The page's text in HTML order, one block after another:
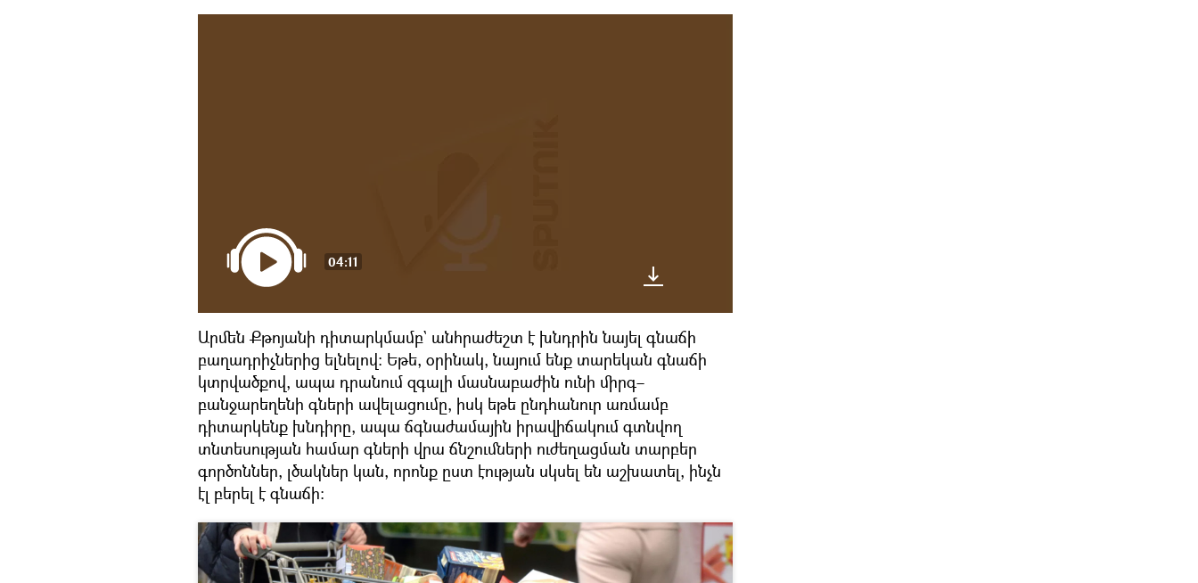
04:11
Արմեն Քթոյանի դիտարկմամբ` անհրաժեշտ է խնդրին նայել գնաճի
բաղադրիչներից ելնելով։ Եթե, օրինակ, նայում ենք տարեկան գնաճի
կտրվածքով, ապա դրանում զգալի մասնաբաժին ունի միրգ–
բանջարեղենի գների ավելացումը, իսկ եթե ընդհանուր առմամբ
դիտարկենք խնդիրը, ապա ճգնաժամային իրավիճակում գտնվող
տնտեսության համար գների վրա ճնշումների ուժեղացման տարբեր
գործոններ, լծակներ կան, որոնք ըստ էության սկսել են աշխատել, ինչն
էլ բերել է գնաճի։